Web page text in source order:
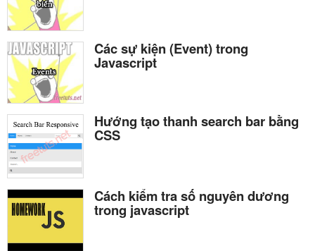
Các sự kiện (Event) trong
Javascript
Hướng tạo thanh search bar bằng
CSS
Cách kiểm tra số nguyên dương
trong javascript